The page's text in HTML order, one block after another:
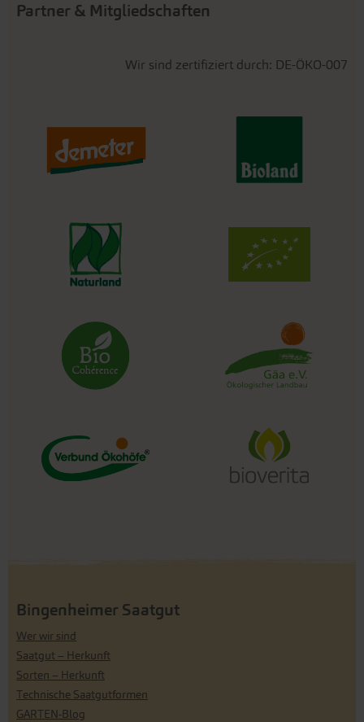
Partner & Mitgliedschaften
Wir sind zertifiziert durch: DE-ÖKO-007
Bingenheimer Saatgut
Wer wir sind
Saatgut – Herkunft
Sorten – Herkunft
Technische Saatgutformen
GARTEN-Blog